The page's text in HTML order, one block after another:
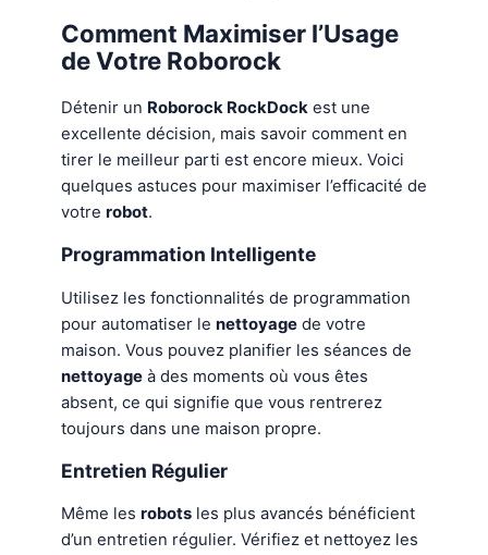
Comment Maximiser l’Usage
de Votre Roborock
Détenir un Roborock RockDock est une
excellente décision, mais savoir comment en
tirer le meilleur parti est encore mieux. Voici
quelques astuces pour maximiser l’efficacité de
votre robot.
Programmation Intelligente
Utilisez les fonctionnalités de programmation
pour automatiser le nettoyage de votre
maison. Vous pouvez planifier les séances de
nettoyage à des moments où vous êtes
absent, ce qui signifie que vous rentrerez
toujours dans une maison propre.
Entretien Régulier
Même les robots les plus avancés bénéficient
d’un entretien régulier. Vérifiez et nettoyez les